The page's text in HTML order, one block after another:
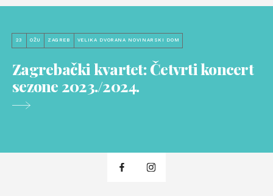
23 OŽU ZAGREB VELIKA DVORANA NOVINARSKI DOM
Zagrebački kvartet: Četvrti koncert
sezone 2023./2024.